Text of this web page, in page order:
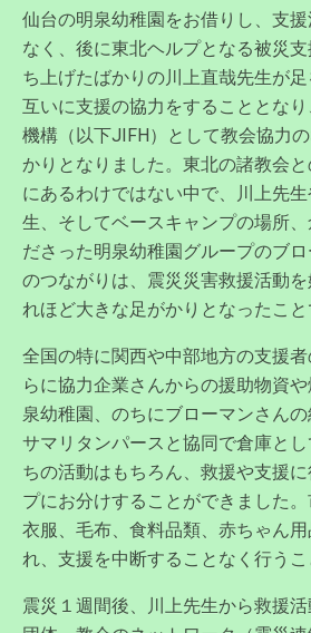
仙台の明泉幼稚園をお借りし、支
なく、後に東北ヘルプとなる被災
ち上げたばかりの川上直哉先生が足
互いに支援の協力をすることとな
機構（以下JIFH）として教会協力
かりとなりました。東北の諸教会
にあるわけではない中で、川上先
生、そしてベースキャンプの場所、
ださった明泉幼稚園グループのブ
のつながりは、震災災害救援活動
れほど大きな足がかりとなったこと
全国の特に関西や中部地方の支援
らに協力企業さんからの援助物資
泉幼稚園、のちにブローマンさん
サマリタンパースと協同で倉庫と
ちの活動はもちろん、救援や支援
プにお分けすることができました
衣服、毛布、食料品類、赤ちゃん
れ、支援を中断することなく行うこ
震災１週間後、川上先生から救援